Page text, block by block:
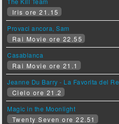
Iris ore 21.15
Provaci ancora, Sam
Rai Movie ore 22.55
Casablanca
Rai Movie ore 21.1
Jeanne Du Barry - La Favorita del Re
Cielo ore 21.2
Magic in the Moonlight
Twenty Seven ore 22.51